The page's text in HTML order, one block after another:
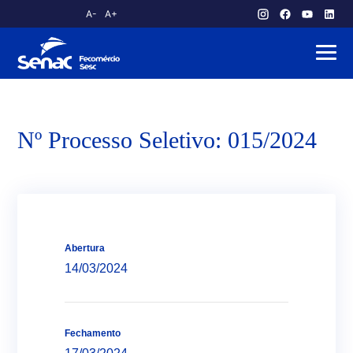
A- A+
atendimento.publico@am.senac.br
Nº Processo Seletivo: 015/2024
Abertura
14/03/2024
Fechamento